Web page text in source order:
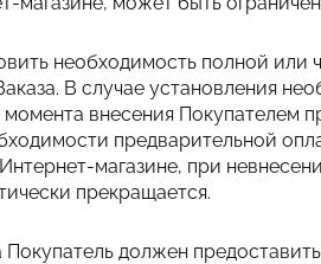
необходимость полной
В случае установления
внесения Покупателем
предварительной
магазине, при
прекращается.
должен